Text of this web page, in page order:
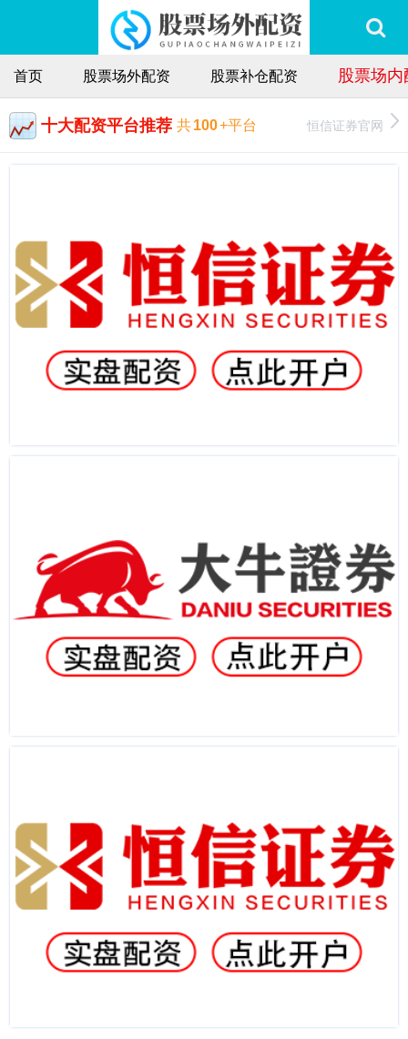
首页 股票场外配资 股票补仓配资 股票场
十大配资平台推荐 共100+平台 恒信证券官网